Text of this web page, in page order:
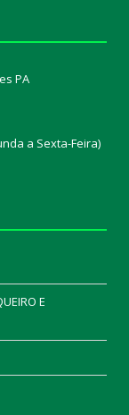
PA
a Sexta-Feira)
E